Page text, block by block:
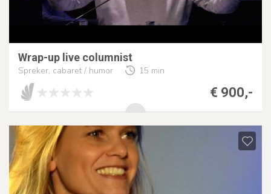
Wrap-up live columnist
Spreker, cabaret / humor 15 min
€ 900,-